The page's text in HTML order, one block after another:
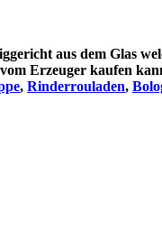
aus dem Glas
Erzeuger kaufen
, Rinderrouladen,